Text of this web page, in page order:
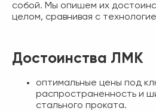
собой. Мы опишем их
целом, сравнивая с
Достоинства ЛМК
оптимальные цены под
распространенность и
стального проката.